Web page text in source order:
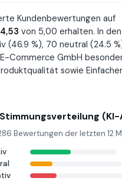
Kundenbewertungen auf
4,53 von 5,00 erhalten. In
(46.9 %), 70 neutral (24.5
Commerce GmbH
sowie Einfacher
Stimmungsverteilung (KI-
Bewertungen der letzten 12